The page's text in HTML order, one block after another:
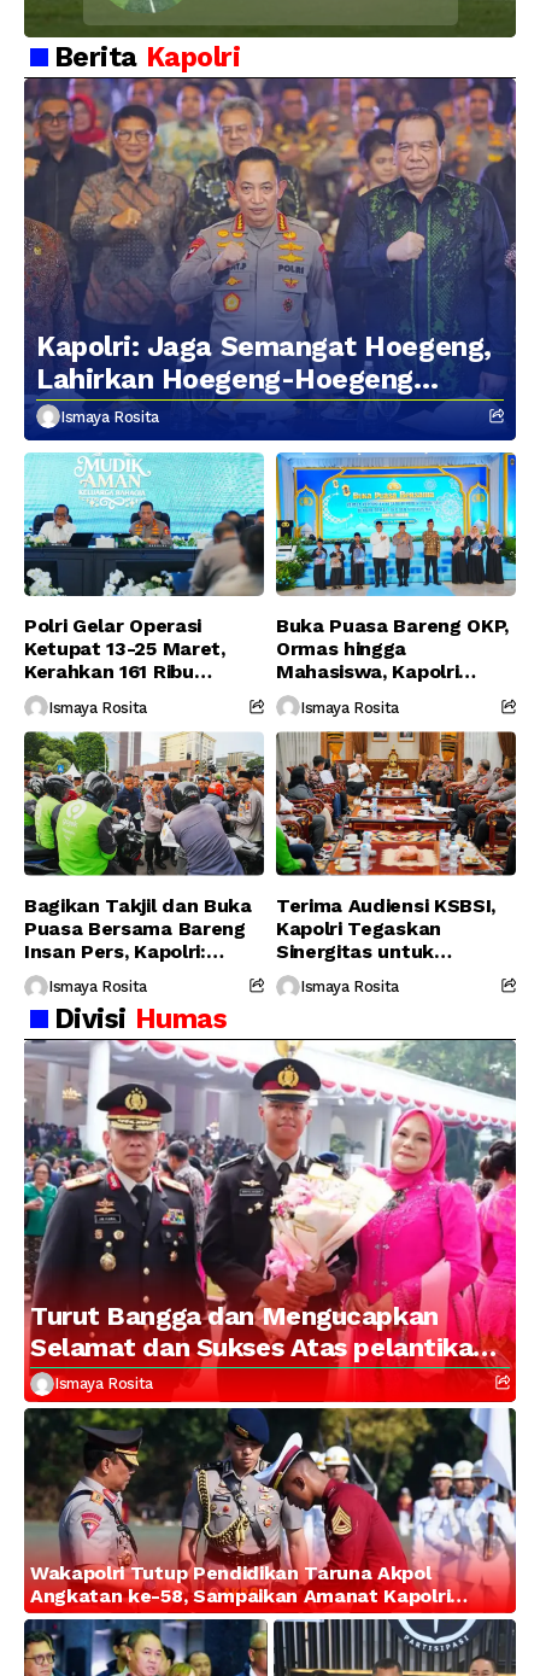
Kebersamaan Personel
Berita Kapolri
Kapolri: Jaga Semangat Hoegeng,
Lahirkan Hoegeng-Hoegeng
Berikutnya
Ismaya Rosita
Polri Gelar Operasi
Ketupat 13-25 Maret,
Kerahkan 161 Ribu
Personel Gabungan
Ismaya Rosita
Buka Puasa Bareng OKP,
Ormas hingga
Mahasiswa, Kapolri
Serukan Jaga
Persatuan-Dukung
Program Pemerintah
Ismaya Rosita
Bagikan Takjil dan Buka
Puasa Bersama Bareng
Insan Pers, Kapolri:
Suara Media Suara
Publik
Ismaya Rosita
Terima Audiensi KSBSI,
Kapolri Tegaskan
Sinergitas untuk
Perjuangkan Hak Buruh
Ismaya Rosita
Divisi Humas
Turut Bangga dan Mengucapkan
Selamat dan Sukses Atas pelantikan
Putra Brigjen Pol Drs, A.M Kamal.
Sebagai Perwira Polri Lulusan AKPOL
2026
Ismaya Rosita
Wakapolri Tutup Pendidikan Taruna Akpol
Angkatan ke-58, Sampaikan Amanat Kapolri
kepada 282 Capaja